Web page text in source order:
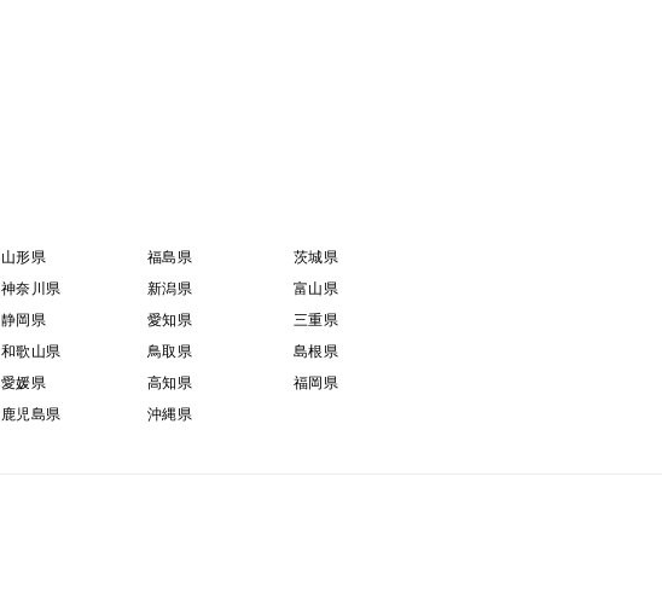
山形県 福島県
茨城県
神奈川県 新潟県
富山県
静岡県 愛知県
三重県
和歌山県 鳥取県
島根県
愛媛県 高知県
福岡県
鹿児島県 沖縄県